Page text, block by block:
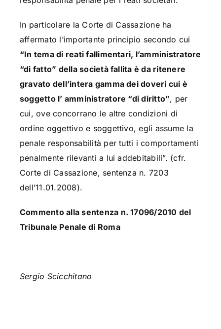
In particolare la Corte di Cassazione ha
affermato l’importante principio secondo cui
“In tema di reati fallimentari, l’amministratore
“di fatto” della società fallita è da ritenere
gravato dell’intera gamma dei doveri cui è
soggetto l’ amministratore “di diritto”, per
cui, ove concorrano le altre condizioni di
ordine oggettivo e soggettivo, egli assume la
penale responsabilità per tutti i comportamenti
penalmente rilevanti a lui addebitabili”. (cfr.
Corte di Cassazione, sentenza n. 7203
dell’11.01.2008).
Commento alla sentenza n. 17096/2010 del
Tribunale Penale di Roma
Sergio Scicchitano